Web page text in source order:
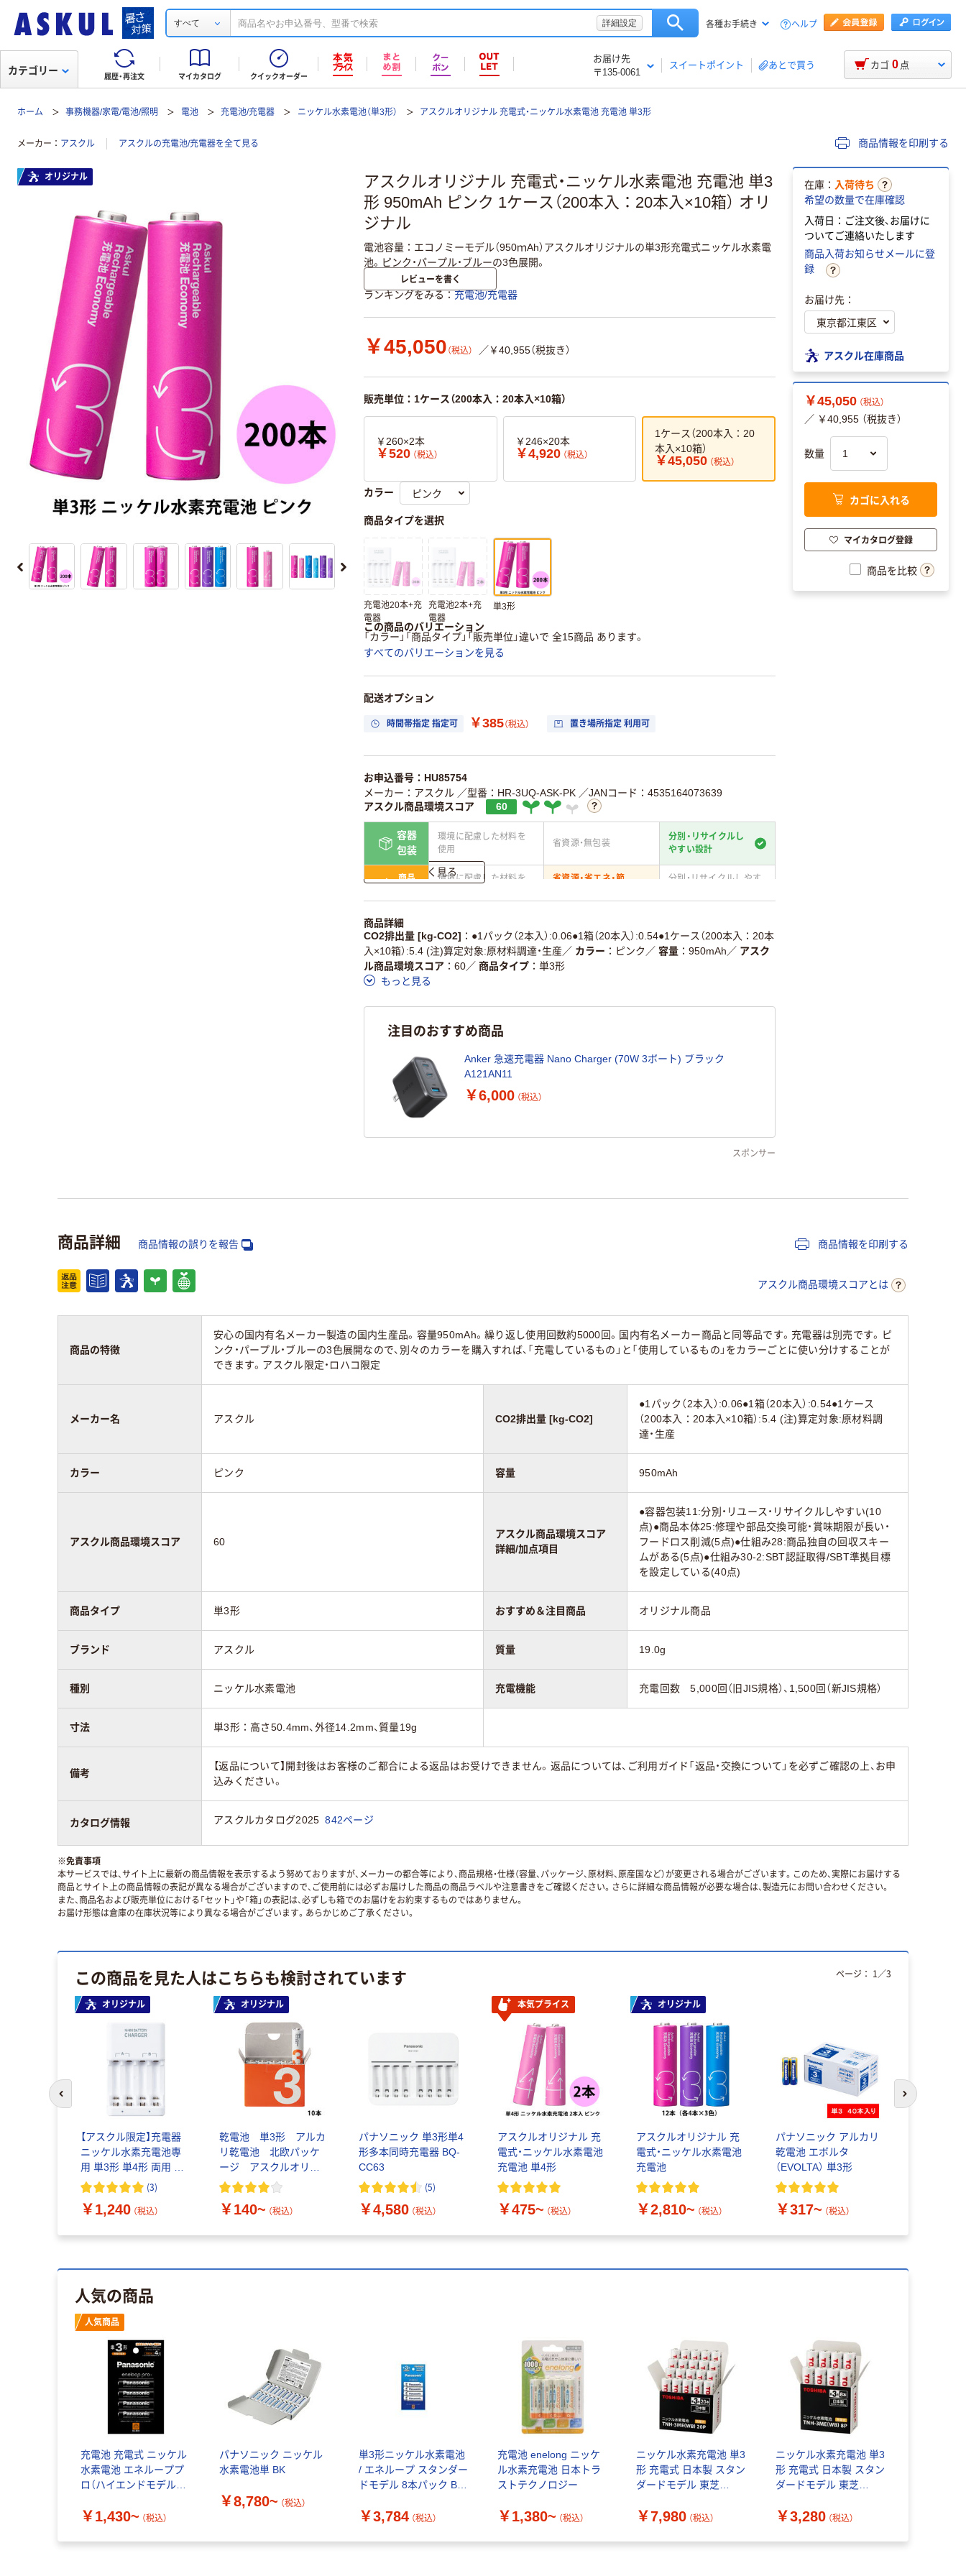
すべて 詳細設定 各種お手続き ヘルプ
履歴・再注文 マイカタログ クイックオーダー
お届け先
〒135-0061
スイートポイント あとで買う
カテゴリー カゴ 0 点
ホーム 事務機器/家電/電池/照明 電池 充電池/充電器 ニッケル水素電池（単3形） アスクルオリジナル 充電式・ニッケル水素電池 充電池 単3形
メーカー アスクル アスクルの充電池/充電器を全て見る 商品情報を印刷する
アスクルオリジナル 充電式・ニッケル水素電池 充電池 単3
形 950mAh ピンク 1ケース（200本入：20本入×10箱） オリ
ジナル
電池容量：エコノミーモデル（950ｍAh）アスクルオリジナルの単3形充電式ニッケル水素電
池。ピンク・パープル・ブルーの3色展開。
レビューを書く
ランキングをみる 充電池/充電器
￥45,050 （税込） ／￥40,955（税抜き）
販売単位：1ケース（200本入：20本入×10箱）
￥260×2本
￥520 （税込）
￥246×20本
￥4,920 （税込）
1ケース（200本入：20
本入×10箱）
￥45,050 （税込）
カラー
商品タイプを選択
充電池20本+充
電器
充電池2本+充
電器
単3形
この商品のバリエーション
「カラー」「商品タイプ」「販売単位」違いで 全15商品 あります。
すべてのバリエーションを見る
配送オプション
時間帯指定 指定可 ￥385（税込） 置き場所指定 利用可
お申込番号：HU85754
メーカー：アスクル ／型番：HR-3UQ-ASK-PK ／JANコード：4535164073639
アスクル商品環境スコア
60
容器
包装
環境に配慮した材料を
使用
省資源・無包装
分別・リサイクルし
やすい設計
商品
環境に配慮した材料を
省資源・省エネ・節
分別・リサイクルしやす
仕組
がある
いる
削減
この商品の環境配慮ポイントです。詳しくはページ下部の商品詳細「アスクル商品環境スコ
ア詳細／加点項目
」で確認できます。
詳しく見る
商品詳細
CO2排出量 [kg-CO2]
●1パック（2本入）:0.06●1箱（20本入）:0.54●1ケース（200本入：20本
入×10箱）:5.4 (注)算定対象:原材料調達・生産／ カラー ピンク ／ 容量 950mAh ／ アスク
ル商品環境スコア
60／ 商品タイプ
単3形
もっと見る
注目のおすすめ商品
Anker 急速充電器 Nano Charger (70W 3ポート) ブラック
A121AN11
￥6,000 （税込）
スポンサー
オリジナル
在庫： 入荷待ち
希望の数量で在庫確認
入荷日：ご注文後、お届けに
ついてご連絡いたします
商品入荷お知らせメールに登
録
お届け先：
アスクル在庫商品
￥45,050 （税込）
／ ￥40,955 （税抜き）
数量
カゴに入れる
マイカタログ登録
商品を比較
商品詳細 商品情報の誤りを報告 商品情報を印刷する
アスクル商品環境スコアとは
商品の特徴
安心の国内有名メーカー製造の国内生産品。容量950mAh。繰り返し使用回数約5000回。国内有名メーカー商品と同等品です。充電器は別売です。ピ
ンク・パープル・ブルーの3色展開なので、別々のカラーを購入すれば、「充電しているもの」と「使用しているもの」をカラーごとに使い分けすることが
できます。アスクル限定・ロハコ限定
メーカー名 アスクル CO2排出量 [kg-CO2]
●1パック（2本入）:0.06●1箱（20本入）:0.54●1ケース
（200本入：20本入×10箱）:5.4 (注)算定対象:原材料調
達・生産
カラー ピンク 容量 950mAh
アスクル商品環境スコア 60
アスクル商品環境スコア
詳細/加点項目
●容器包装11:分別・リユース・リサイクルしやすい(10
点)●商品本体25:修理や部品交換可能・賞味期限が長い・
フードロス削減(5点)●仕組み28:商品独自の回収スキー
ムがある(5点)●仕組み30-2:SBT認証取得/SBT準拠目標
を設定している(40点)
商品タイプ 単3形 おすすめ＆注目商品 オリジナル商品
ブランド アスクル 質量 19.0g
種別 ニッケル水素電池 充電機能 充電回数 5,000回（旧JIS規格）、1,500回（新JIS規格）
寸法 単3形：高さ50.4mm、外径14.2mm、質量19g
備考
【返品について】開封後はお客様のご都合による返品はお受けできません。返品については、ご利用ガイド「返品・交換について」を必ずご確認の上、お申
込みください。
カタログ情報 アスクルカタログ2025 842ページ
※免責事項
本サービスでは、サイト上に最新の商品情報を表示するよう努めておりますが、メーカーの都合等により、商品規格・仕様（容量、パッケージ、原材料、原産国など）が変更される場合がございます。このため、実際にお届けする
商品とサイト上の商品情報の表記が異なる場合がございますので、ご使用前には必ずお届けした商品の商品ラベルや注意書きをご確認ください。さらに詳細な商品情報が必要な場合は、製造元にお問い合わせください。
また、商品名および販売単位における「セット」や「箱」の表記は、必ずしも箱でのお届けをお約束するものではありません。
お届け形態は倉庫の在庫状況等により異なる場合がございます。あらかじめご了承ください。
この商品を見た人はこちらも検討されています
オリジナル
【アスクル限定】充電器
ニッケル水素充電池専
用 単3形 単4形 両用 ス
タンダード充電
1個 オリジナル
(3)
￥1,240 （税込）
オリジナル
乾電池 単3形 アルカ
リ乾電池 北欧パッケ
ージ アスクルオリジ
ナル
￥140~ （税込）
パナソニック 単3形単4
形多本同時充電器 BQ-
CC63
(5)
￥4,580 （税込）
本気プライス
アスクルオリジナル 充
電式・ニッケル水素電池
充電池 単4形
￥475~ （税込）
オリジナル
アスクルオリジナル 充
電式・ニッケル水素電池
充電池
￥2,810~ （税込）
パナソニック アルカリ
乾電池 エボルタ
（EVOLTA） 単3形
￥317~ （税込）
ページ： 1 ／3
前のスライドへ 次のスライド
人気の商品
人気商品
充電池 充電式 ニッケル
水素電池 エネループプ
ロ（ハイエンドモデル）
￥1,430~ （税込）
パナソニック ニッケル
水素電池単 BK
￥8,780~ （税込）
単3形ニッケル水素電池
/ エネループ スタンダー
ドモデル 8本パック BK
BK3MCDK8H 1個（直送
￥3,784 （税込）
充電池 enelong ニッケ
ル水素充電池 日本トラ
ストテクノロジー
￥1,380~ （税込）
ニッケル水素充電池 単3
形 充電式 日本製 スタン
ダードモデル 東芝
本入り）
￥7,980 （税込）
ニッケル水素充電池 単3
形 充電式 日本製 スタン
ダードモデル 東芝
本入り）
￥3,280 （税込）